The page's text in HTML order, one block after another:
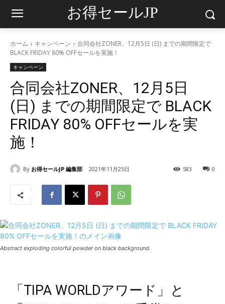
お得セールJP
ホーム キャンペーン
合同会社ZONER、12月5日 (日) までの期間限定で
BLACK FRIDAY 80% OFFセールを実施！
キャンペーン
合同会社ZONER、12月5日
(日) までの期間限定で BLACK
FRIDAY 80% OFFセールを実
施！
By お得セールJP 編集部 2021年11月25日 0
583
Abstract exploding colorful powder on black background.
「TIPA WORLDアワード」と